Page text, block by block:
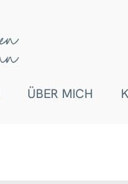
ÜBER MICH